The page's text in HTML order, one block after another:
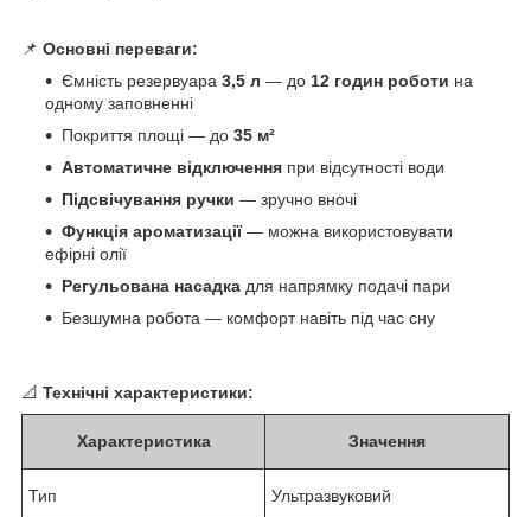
📌 Основні переваги:
Ємність резервуара 3,5 л — до 12 годин роботи на
одному заповненні
Покриття площі — до 35 м²
Автоматичне відключення при відсутності води
Підсвічування ручки — зручно вночі
Функція ароматизації— можна використовувати
ефірні олії
Регульована насадка для напрямку подачі пари
Безшумна робота — комфорт навіть під час сну
📐 Технічні характеристики:
Характеристика Значення
Тип Ультразвуковий